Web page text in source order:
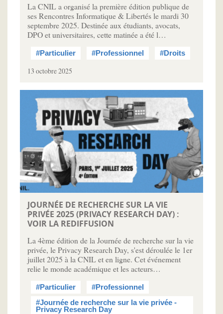
La CNIL a organisé la première édition publique de
ses Rencontres Informatique & Libertés le mardi 30
septembre 2025. Destinée aux étudiants, avocats,
DPO et universitaires, cette matinée a été l…
#Particulier #Professionnel #Droits
13 octobre 2025
JOURNÉE DE RECHERCHE SUR LA VIE
PRIVÉE 2025 (PRIVACY RESEARCH DAY) :
VOIR LA REDIFFUSION
La 4ème édition de la Journée de recherche sur la vie
privée, le Privacy Research Day, s'est déroulée le 1er
juillet 2025 à la CNIL et en ligne. Cet événement
relie le monde académique et les acteurs…
#Particulier
#Professionnel
#Journée de recherche sur la vie privée -
Privacy Research Day